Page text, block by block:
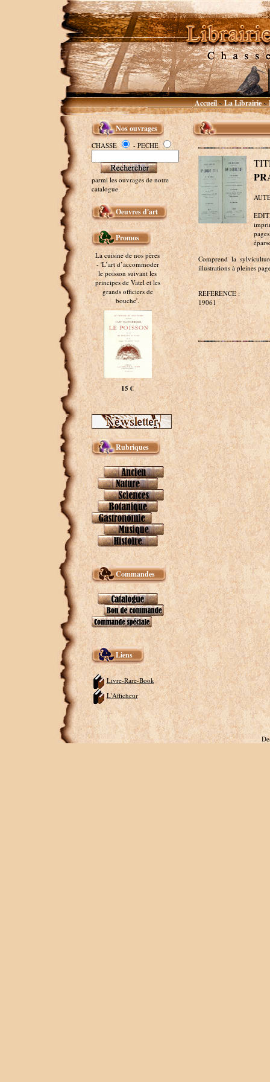
Accueil~La Librairie~
Nos ouvrages
CHASSE - PECHE
parmi les ouvrages de notre
catalogue.
Oeuvres d'art
Promos
La cuisine de nos pères
- 'L’art d’accommoder
le poisson suivant les
principes de Vatel et les
grands officiers de
bouche'.
15 €
Rubriques
Commandes
Liens
Livre-Rare-Book
L'Afficheur
Comprend la
illustrations à pleines
REFERENCE :
19061